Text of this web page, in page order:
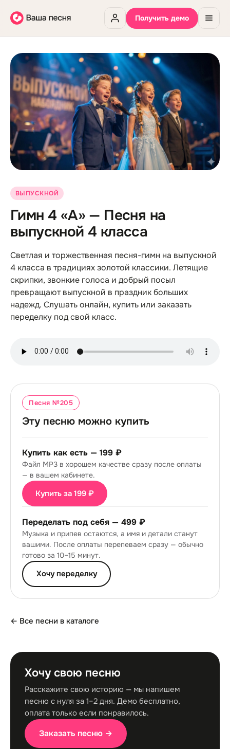
Получить демо
ВЫПУСКНОЙ
Гимн 4 «А» — Песня на
выпускной 4 класса
Светлая и торжественная песня-гимн на выпускной
4 класса в традициях золотой классики. Летящие
скрипки, звонкие голоса и добрый посыл
превращают выпускной в праздник больших
надежд. Слушать онлайн, купить или заказать
переделку под свой класс.
Песня №205
Эту песню можно купить
Купить как есть — 199 ₽
Файл MP3 в хорошем качестве сразу после оплаты
— в вашем кабинете.
Купить за 199 ₽
Переделать под себя — 499 ₽
Музыка и припев остаются, а имя и детали станут
вашими. После оплаты перепеваем сразу — обычно
готово за 10–15 минут.
Хочу переделку
← Все песни в каталоге
Хочу свою песню
Расскажите свою историю — мы напишем
песню с нуля за 1–2 дня. Демо бесплатно,
оплата только если понравилось.
Заказать песню →